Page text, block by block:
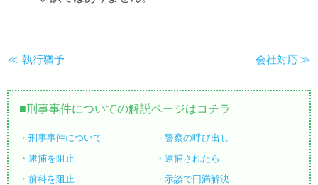
執行猶予 会社対応
刑事事件についての解説ページはコチラ
刑事事件について
警察の呼び出し
逮捕を阻止
逮捕されたら
前科を阻止
示談で円満解決